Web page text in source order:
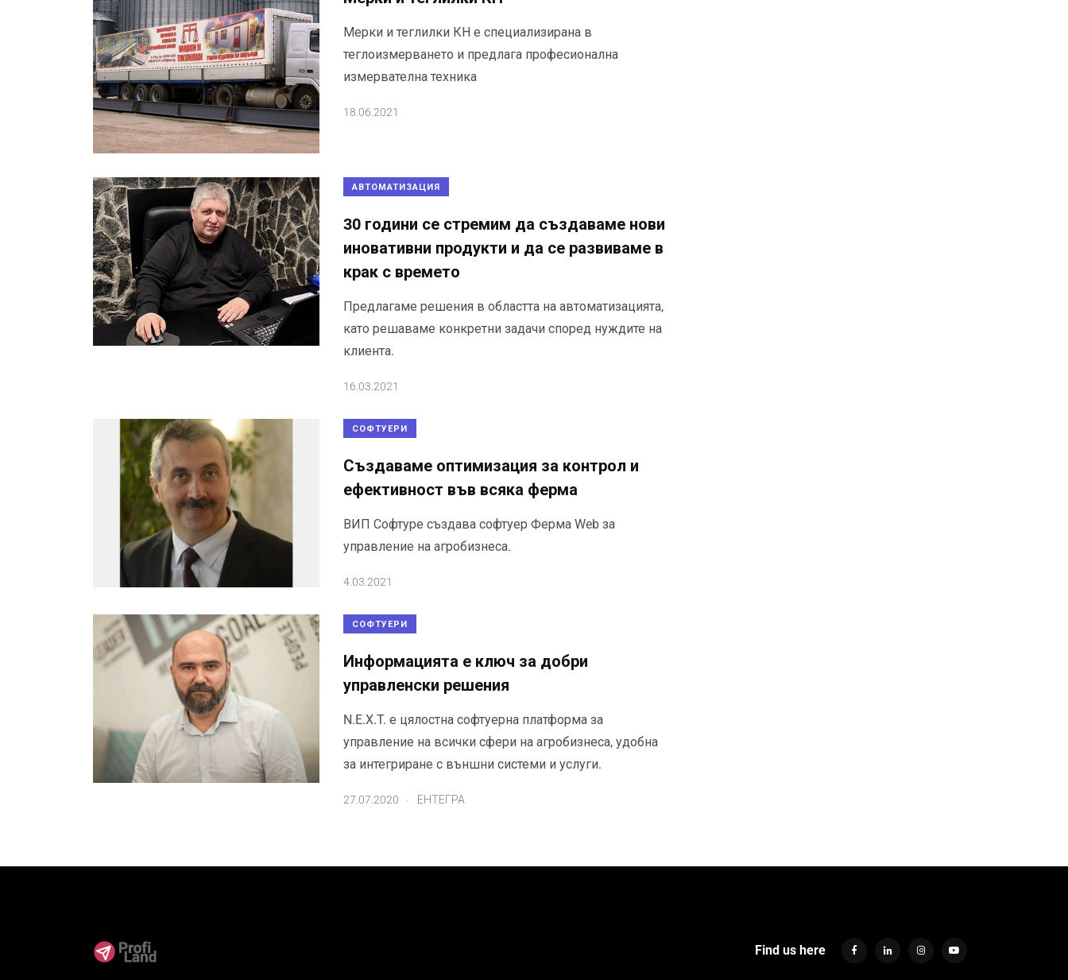
Мерки и теглилки КН е специализирана в
теглоизмерването и предлага професионална
измервателна техника
18.06.2021
АВТОМАТИЗАЦИЯ
30 години се стремим да създаваме нови
иновативни продукти и да се развиваме в
крак с времето
Предлагаме решения в областта на автоматизацията,
като решаваме конкретни задачи според нуждите на
клиента.
16.03.2021
СОФТУЕРИ
Създаваме оптимизация за контрол и
ефективност във всяка ферма
ВИП Софтуре създава софтуер Ферма Web за
управление на агробизнеса.
4.03.2021
СОФТУЕРИ
Информацията е ключ за добри
управленски решения
N.E.X.T. е цялостна софтуерна платформа за
управление на всички сфери на агробизнеса, удобна
за интегриране с външни системи и услуги.
27.07.2020 ЕНТЕГРА
Find us here